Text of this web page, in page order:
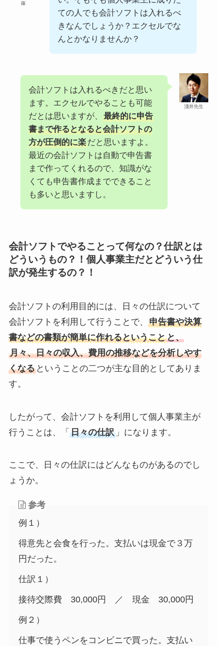
篠
ての人でも会計ソフトは入れるべ
きなんでしょうか？エクセルでな
んとかなりませんか？
淺井先生
会計ソフトは入れるべきだと思い
ます。エクセルでやることも可能
だとは思いますが、
最終的に申告
書まで作るとなると会計ソフトの
方が圧倒的に楽だと思いますよ。
最近の会計ソフトは自動で申告書
まで作ってくれるので、知識がな
くても申告書作成までできること
も多いと思いますし。
会計ソフトでやることって何なの？仕訳とは
どういうもの？！個人事業主だとどういう仕
訳が発生するの？！
会計ソフトの利用目的には、日々の仕訳について
会計ソフトを利用して行うことで、 申告書や決算
書などの書類が簡単に作れるということと、
月々、日々の収入、費用の推移などを分析しやす
くなるということの二つが主な目的としてありま
す。
したがって、会計ソフトを利用して個人事業主が
行うことは、「 日々の仕訳」になります。
ここで、日々の仕訳にはどんなものがあるのでし
ょうか。
参考
例１）
得意先と会食を行った。支払いは現金で３万
円だった。
仕訳１）
接待交際費 30,000円 ／ 現金 30,000円
例２）
仕事で使うペンをコンビニで買った。支払い